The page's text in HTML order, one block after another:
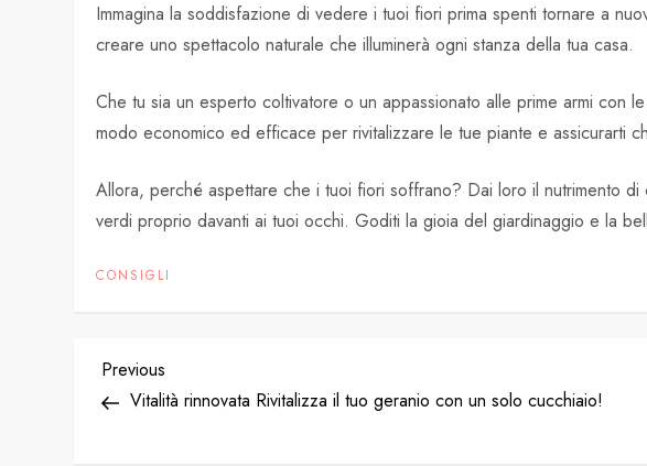
Immagina la soddisfazione di vedere i tuoi fiori prima spenti tornare a
creare uno spettacolo naturale che illuminerà ogni stanza della tua casa.
Che tu sia un esperto coltivatore o un appassionato alle prime armi con
modo economico ed efficace per rivitalizzare le tue piante e assicurarti
Allora, perché aspettare che i tuoi fiori soffrano? Dai loro il nutrimento
verdi proprio davanti ai tuoi occhi. Goditi la gioia del giardinaggio e la
CONSIGLI
P
Previous
Post
Previous
Vitalità rinnovata Rivitalizza il tuo geranio con un solo cucchiaio!